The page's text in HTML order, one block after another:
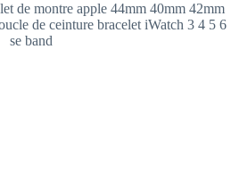
de montre apple 44mm 40mm 42mm
de ceinture bracelet iWatch 3 4 5 6
se band